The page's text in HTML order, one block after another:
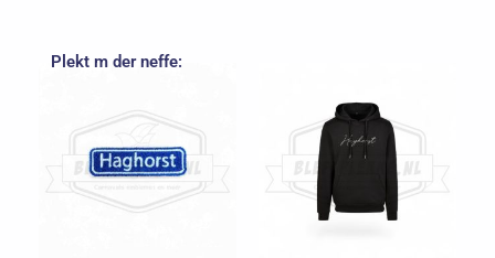
Plekt m der neffe:
was:
€65,75.
is:
€49,99.
product
heeft
meerdere
variaties.
Deze